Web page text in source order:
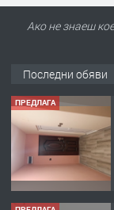
Ако не знаеш
Последни обяви
ПРЕДЛАГА